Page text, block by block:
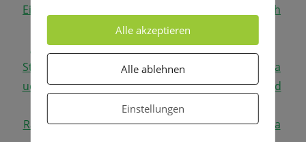
Alle akzeptieren
Alle ablehnen
Einstellungen